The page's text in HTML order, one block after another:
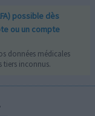
possible dès
ou un compte
données médicales
tiers inconnus.